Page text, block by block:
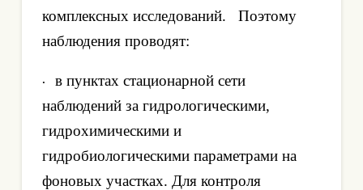
комплексных исследований.
Поэтому
наблюдения проводят:
·
в пунктах стационарной сети
наблюдений за гидрологическими,
гидрохимическими и
гидробиологическими параметрами на
фоновых участках. Для контроля